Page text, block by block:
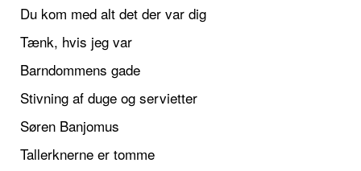
Du kom med alt det der var dig
Tænk, hvis jeg var
Barndommens gade
Stivning af duge og servietter
Søren Banjomus
Tallerknerne er tomme